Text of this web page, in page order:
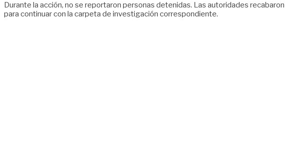
Durante la acción, no se reportaron personas detenidas. Las autoridades
para continuar con la carpeta de investigación correspondiente.